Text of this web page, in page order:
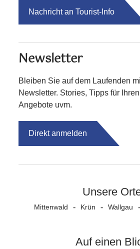
Nachricht an Tourist-Info
Newsletter
Bleiben Sie auf dem Laufenden
Newsletter. Stories, Tipps für
Angebote uvm.
Direkt anmelden
Unsere
Mittenwald Krün Wallgau
Auf einen